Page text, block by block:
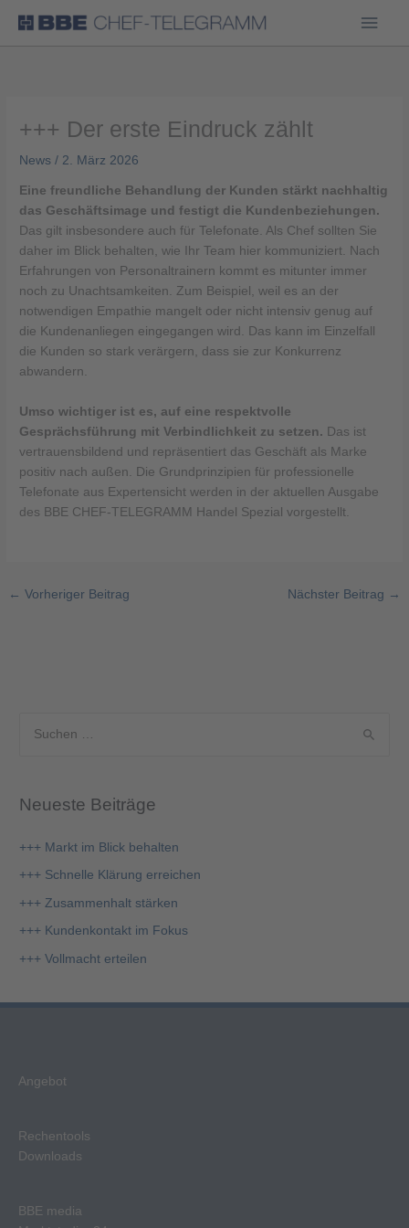
+++ Der erste Eindruck zählt
News / 2. März 2026
Eine freundliche Behandlung der Kunden stärkt nachhaltig
das Geschäftsimage und festigt die Kundenbeziehungen.
Das gilt insbesondere auch für Telefonate. Als Chef sollten Sie
daher im Blick behalten, wie Ihr Team hier kommuniziert. Nach
Erfahrungen von Personaltrainern kommt es mitunter immer
noch zu Unachtsamkeiten. Zum Beispiel, weil es an der
notwendigen Empathie mangelt oder nicht intensiv genug auf
die Kundenanliegen eingegangen wird. Das kann im Einzelfall
die Kunden so stark verärgern, dass sie zur Konkurrenz
abwandern.
Umso wichtiger ist es, auf eine respektvolle
Gesprächsführung mit Verbindlichkeit zu setzen. Das ist
vertrauensbildend und repräsentiert das Geschäft als Marke
positiv nach außen. Die Grundprinzipien für professionelle
Telefonate aus Expertensicht werden in der aktuellen Ausgabe
des BBE CHEF-TELEGRAMM Handel Spezial vorgestellt.
← Vorheriger Beitrag Nächster Beitrag →
h
c
h
Neueste Beiträge
+++ Markt im Blick behalten
+++ Schnelle Klärung erreichen
+++ Zusammenhalt stärken
+++ Kundenkontakt im Fokus
+++ Vollmacht erteilen
Angebot
Rechentools
Downloads
BBE media